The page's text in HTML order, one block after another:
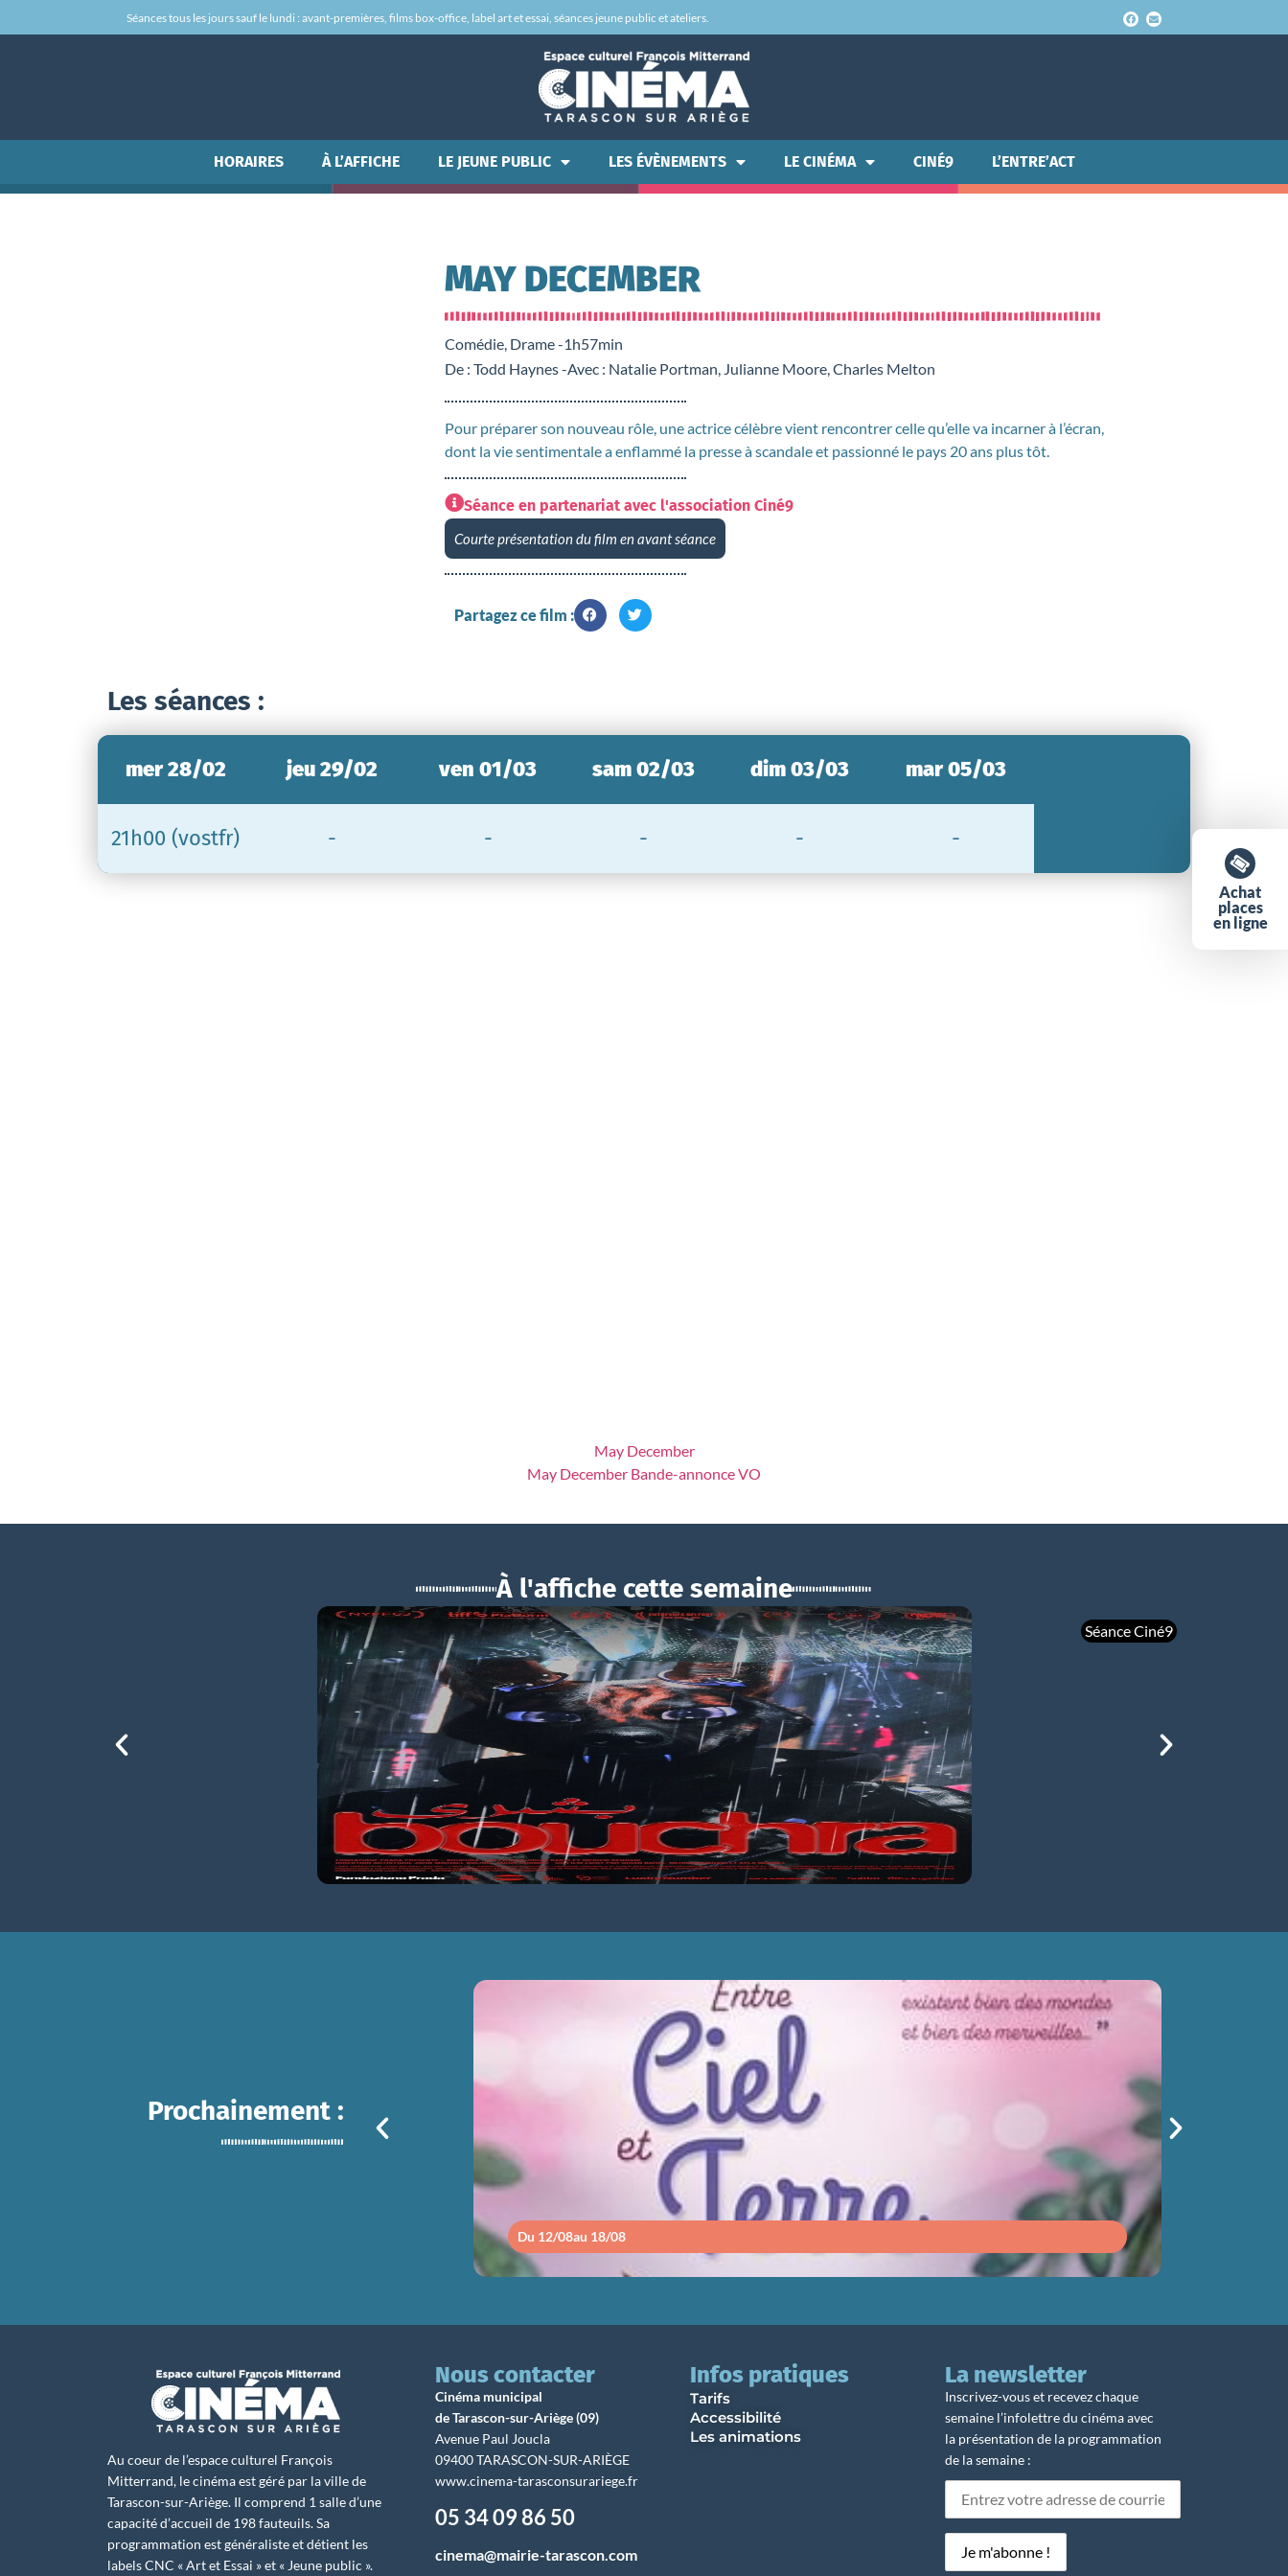
Séances tous les jours sauf le lundi : avant-premières, films box-office, label art et essai, séances jeune public et ateliers.
HORAIRES À L’AFFICHE LE JEUNE PUBLIC LES ÉVÈNEMENTS LE CINÉMA CINÉ9 L’ENTRE’ACT
MAY DECEMBER
Comédie, Drame -1h57min
De : Todd Haynes -Avec : Natalie Portman, Julianne Moore, Charles Melton
Pour préparer son nouveau rôle, une actrice célèbre vient rencontrer celle qu’elle va incarner à l’écran,
dont la vie sentimentale a enflammé la presse à scandale et passionné le pays 20 ans plus tôt.
Séance en partenariat avec l'association Ciné9
Courte présentation du film en avant séance
Partagez ce film :
Les séances :
Achat
places
en ligne
mer 28/02
21h00 (vostfr)
jeu 29/02
-
ven 01/03
-
sam 02/03
-
dim 03/03
-
mar 05/03
-
May December
May December Bande-annonce VO
À l'affiche cette semaine
Séance Ciné9
BOUCHRA
mer 05/08
21h00
Prochainement :
Du 12/08au 18/08
ENTRE CIEL ET TERRE
Au coeur de l’espace culturel François
Mitterrand, le cinéma est géré par la ville de
Tarascon-sur-Ariège. Il comprend 1 salle d’une
capacité d’accueil de 198 fauteuils. Sa
programmation est généraliste et détient les
labels CNC « Art et Essai » et « Jeune public ».
Nous contacter
Cinéma municipal
de Tarascon-sur-Ariège (09)
Avenue Paul Joucla
09400 TARASCON-SUR-ARIÈGE
www.cinema-tarasconsurariege.fr
05 34 09 86 50
cinema@mairie-tarascon.com
Infos pratiques
Tarifs
Accessibilité
Les animations
La newsletter
Inscrivez-vous et recevez chaque
semaine l’infolettre du cinéma avec
la présentation de la programmation
de la semaine :